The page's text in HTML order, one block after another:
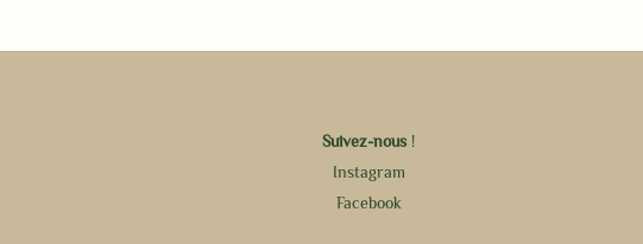
Suivez-nous!
Instagram
Facebook